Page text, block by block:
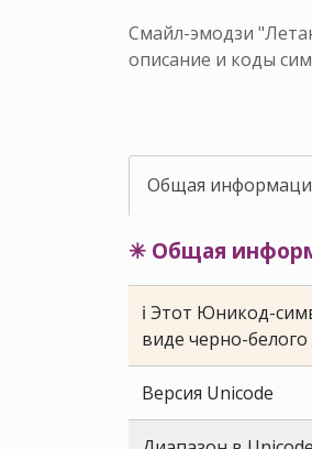
Смайл-эмодзи
описание и коды
Общая
✳ Общая
ℹ Этот Юникод-
виде черно-
Версия Unicode